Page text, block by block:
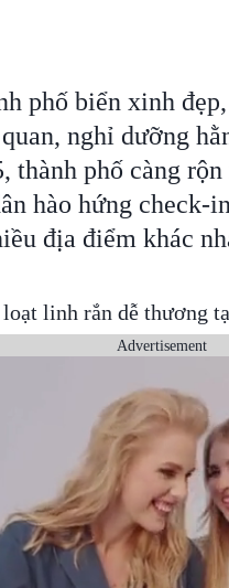
phố biển xinh
nghỉ dưỡng
thành phố càng
hào hứng check-
địa điểm khác
linh rắn dễ thương
Advertisement